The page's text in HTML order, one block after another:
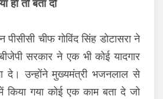
हो तो बता दो
चीफ गोविंद सिंह डोटासरा ने
सरकार ने एक भी कोई यादगार
दे। उन्होंने मुख्यमंत्री भजनलाल से
किया गया कोई एक काम बता दे जो